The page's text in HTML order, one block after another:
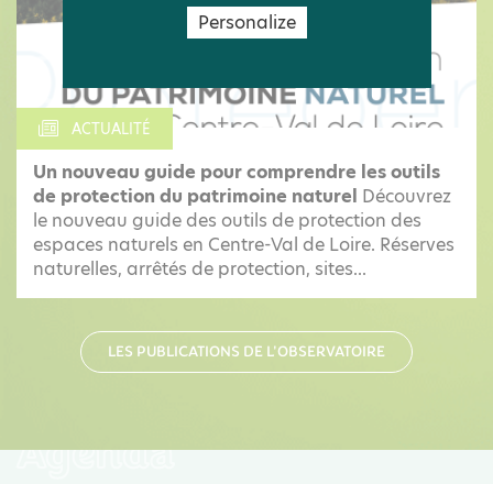
ACTUALITÉ
Un nouveau guide pour comprendre les outils
de protection du patrimoine naturel Découvrez
le nouveau guide des outils de protection des
espaces naturels en Centre-Val de Loire. Réserves
naturelles, arrêtés de protection, sites...
LES PUBLICATIONS DE L'OBSERVATOIRE
Agenda
Personalize